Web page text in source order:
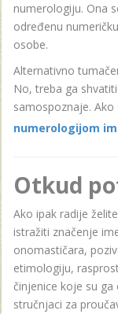
numerologiju. Ona
određenu
osobe.
Alternativno
No, treba ga
samospoznaje.
numerologijom
Otkud
Ako ipak radije
istražiti značenje
onomastičara,
etimologiju,
činjenice koje su
stručnjaci za